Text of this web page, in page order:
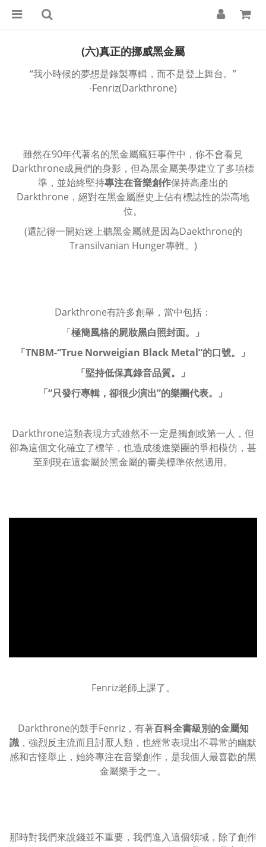
(六)真正的挪威黑金屬
“我小時候的夢想是錄製專輯，而不是登上舞台。”
-Fenriz(Darkthrone)
雖然在90年代著名的黑金屬瘋狂事件中，你不會看見
Darkthrone成員們的身影，但為黑金屬美學建立了多項標
準，並始終堅持專注在音樂創作保持高產出的
Darkthrone，絕對在黑金屬歷史上佔有標誌性的崇高地
位。
(還記得一開始迷上聽黑金屬就是因為Daekthrone的
Transilvanian Hunger專輯。)
Darkthrone有許多創舉，當中包括：
「極簡風格的屍妝黑白照封面。」
「TNBM-“True Norweigian Black Metal”的口號。」
「堅持低保真錄音品質。」
「“只發行專輯，卻很少演出”的樂團代表。」
Darkthrone這類表現方式雖然不一定是獨創或第一人，但
卻為這個文化確立了標竿，也造成後進樂團的爭相模仿，甚
至到現在這套屬於黑金屬的審美標準依然適用。
Fenriz老師上課了。
Darkthrone的鼓手Fenriz，有著百科全書級別的金屬知
識 ，強烈反主流而且討厭人類，也經常表現出不尋常的幽默
感和古怪舉止，始終專注在音樂創作，是我個人最喜歡的黑
金屬樂手之一。
那時對我們來說錢並不重要，我們進入這個領域，除了創作